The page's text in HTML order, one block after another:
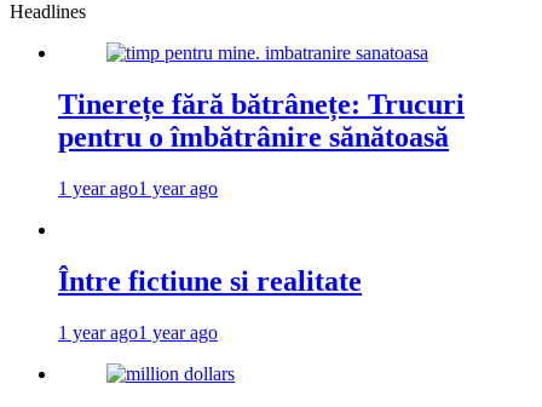
Headlines
Tinerețe fără bătrânețe: Trucuri
pentru o îmbătrânire sănătoasă
1 year ago1 year ago
Între fictiune si realitate
1 year ago1 year ago